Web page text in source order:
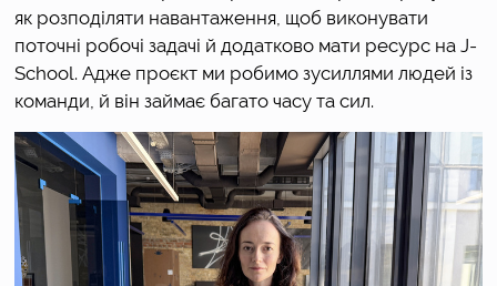
як розподіляти навантаження, щоб виконувати
поточні робочі задачі й додатково мати ресурс на J-
School. Адже проєкт ми робимо зусиллями людей із
команди, й він займає багато часу та сил.